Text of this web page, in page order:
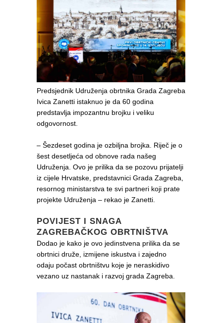
Predsjednik Udruženja obrtnika Grada Zagreba
Ivica Zanetti istaknuo je da 60 godina
predstavlja impozantnu brojku i veliku
odgovornost.
– Šezdeset godina je ozbiljna brojka. Riječ je o
šest desetljeća od obnove rada našeg
Udruženja. Ovo je prilika da se pozovu prijatelji
iz cijele Hrvatske, predstavnici Grada Zagreba,
resornog ministarstva te svi partneri koji prate
projekte Udruženja – rekao je Zanetti.
POVIJEST I SNAGA
ZAGREBAČKOG OBRTNIŠTVA
Dodao je kako je ovo jedinstvena prilika da se
obrtnici druže, izmijene iskustva i zajedno
odaju počast obrtništvu koje je neraskidivo
vezano uz nastanak i razvoj grada Zagreba.